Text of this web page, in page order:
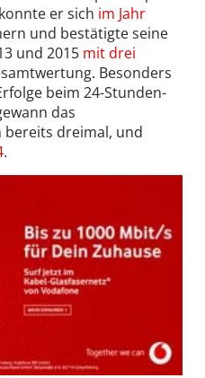
er sich im Jahr
und bestätigte seine
und 2015 mit drei
Besonders
beim 24-Stunden-
das
bereits dreimal, und
.